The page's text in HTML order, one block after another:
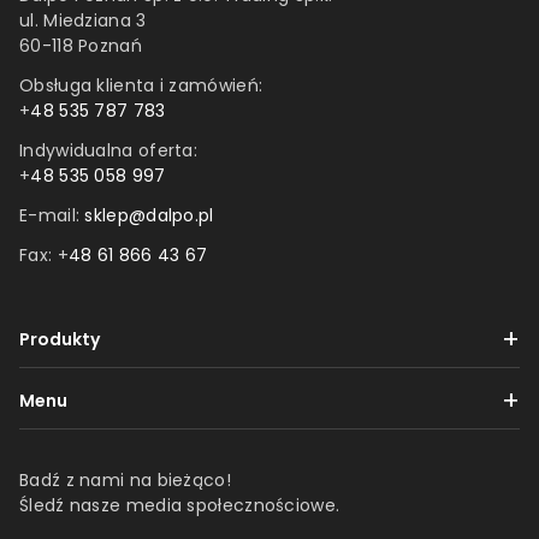
ul. Miedziana 3
60-118 Poznań
Obsługa klienta i zamówień:
+48 535 787 783
Indywidualna oferta:
+48 535 058 997
E-mail:sklep@dalpo.pl
Fax: +48 61 866 43 67
Produkty
Etykiety
Folie
Produkty z nadrukiem
Menu
Reklamacje i zwroty
Badź z nami na bieżąco!
Śledź nasze media społecznościowe.